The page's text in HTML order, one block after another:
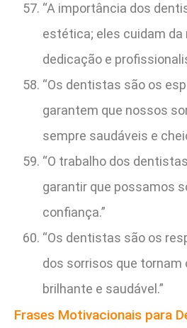
“A importância dos
estética; eles cuidam da
dedicação e
“Os dentistas são os
garantem que nossos
sempre saudáveis e
“O trabalho dos
garantir que possamos
confiança.”
“Os dentistas são os
dos sorrisos que tornam
brilhante e saudável.”
Frases Motivacionais para